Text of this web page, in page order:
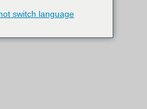
switch language